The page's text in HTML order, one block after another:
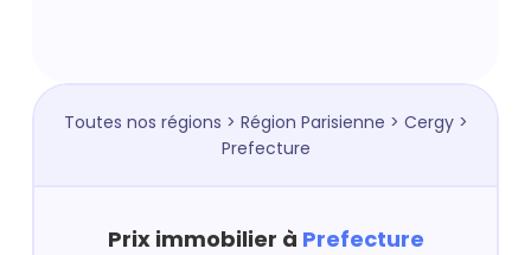
Toutes nos régions > Région Parisienne > Cergy>
Prefecture
Prix immobilier à Prefecture